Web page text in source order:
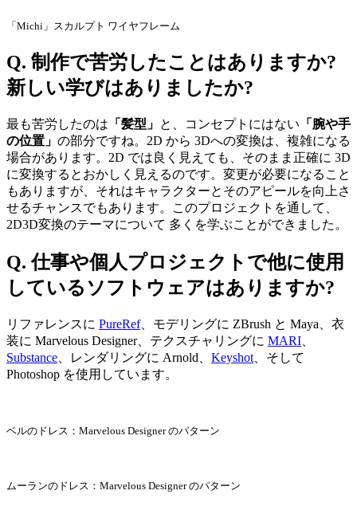
「Michi」スカルプト ワイヤフレーム
Q. 制作で苦労したことはありますか?
新しい学びはありましたか?
最も苦労したのは 「髪型」 と、コンセプトにはない 「腕や手
の位置」 の部分ですね。2D から 3Dへの変換は、複雑になる
場合があります。2D では良く見えても、そのまま正確に 3D
に変換するとおかしく見えるのです。変更が必要になること
もありますが、それはキャラクターとそのアピールを向上さ
せるチャンスでもあります。このプロジェクトを通して、
2D3D変換のテーマについて 多くを学ぶことができました。
Q. 仕事や個人プロジェクトで他に使用
しているソフトウェアはありますか?
リファレンスに PureRef、モデリングに ZBrush と Maya、衣
装に Marvelous Designer、テクスチャリングに MARI
Substance 、レンダリングに Arnold、 Keyshot 、そして
Photoshop を使用しています。
ベルのドレス：Marvelous Designer のパターン
ムーランのドレス：Marvelous Designer のパターン